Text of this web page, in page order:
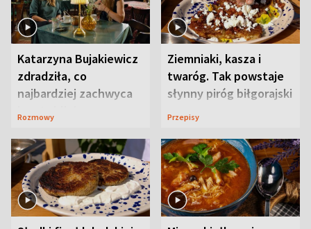
Katarzyna Bujakiewicz
zdradziła, co
najbardziej zachwyca
ją w Lublinie
Rozmowy
Ziemniaki, kasza i
twaróg. Tak powstaje
słynny piróg biłgorajski
Przepisy